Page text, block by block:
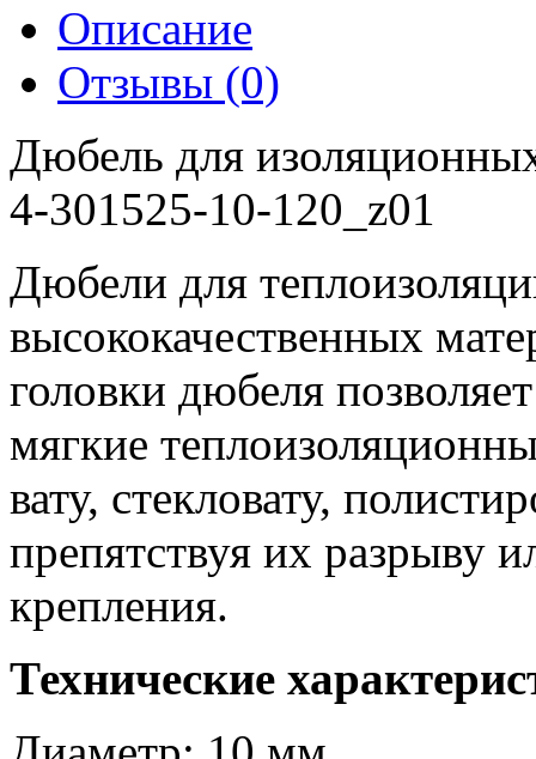
Описание
Отзывы (0)
Дюбель для
4-301525-10-120_z01
Дюбели для
высококачественных
головки дюбеля
мягкие
вату, стекловату,
препятствуя их разрыву
крепления.
Технические